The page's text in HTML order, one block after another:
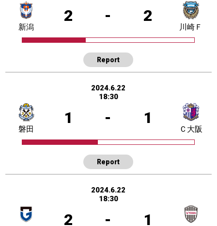
2 - 2
新潟 川崎Ｆ
Report
2024.6.22
18:30
1 - 1
磐田 Ｃ大阪
Report
2024.6.22
18:30
2 - 1